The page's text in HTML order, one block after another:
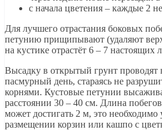
с начала цветения – каждые 2
Для лучшего отрастания боковых
петунию прищипывают (удаляют
на кустике отрастёт 6 – 7 настоящих
Высадку в открытый грунт проводят
пасмурный день, стараясь не
корнями. Кустовые петунии
расстоянии 30 – 40 см. Длина
может достигать 2 м, это необходимо
размещении корзин или кашпо с